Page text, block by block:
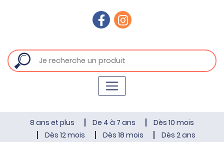
8 ans et plus De 4 à 7 ans
Dès 10 mois
Dès 12 mois
Dès 18 mois
Dès 2 ans